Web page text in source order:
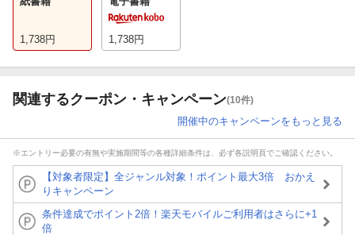
1,738円 1,738円
関連するクーポン・キャンペーン(10件)
開催中のキャンペーンをもっと見る
※エントリー必要の有無や実施期間等の各種詳細条件は、必ず各説明頁でご確認ください。
【対象者限定】全ジャンル対象！ポイント最大3倍 おかえ
りキャンペーン
条件達成でポイント2倍！楽天モバイルご利用者はさらに+1
倍